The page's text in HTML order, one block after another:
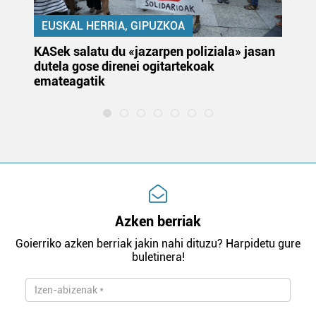
EUSKAL HERRIA, GIPUZKOA
KASek salatu du «jazarpen poliziala» jasan
dutela gose direnei ogitartekoak
emateagatik
Azken berriak
Goierriko azken berriak jakin nahi dituzu? Harpidetu gure
buletinera!